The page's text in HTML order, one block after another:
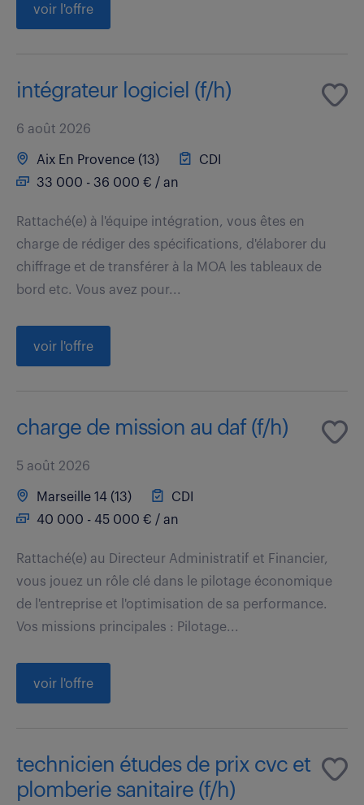
voir l'offre
intégrateur logiciel (f/h)
6 août 2026
Aix En Provence (13)
CDI
33 000 - 36 000 € / an
Rattaché(e) à l'équipe intégration, vous êtes en
charge de rédiger des spécifications, d'élaborer du
chiffrage et de transférer à la MOA les tableaux de
bord etc. Vous avez pour...
voir l'offre
charge de mission au daf (f/h)
5 août 2026
Marseille 14 (13)
CDI
40 000 - 45 000 € / an
Rattaché(e) au Directeur Administratif et Financier,
vous jouez un rôle clé dans le pilotage économique
de l'entreprise et l'optimisation de sa performance.
Vos missions principales : Pilotage...
voir l'offre
technicien études de prix cvc et
plomberie sanitaire (f/h)